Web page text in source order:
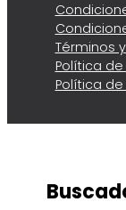
Términos
Política
Política